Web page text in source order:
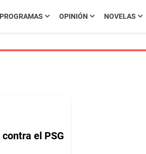
PROGRAMAS OPINIÓN NOVELAS
el PSG